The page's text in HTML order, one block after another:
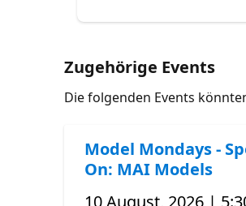
Zugehörige Events
Die folgenden Events
Model Mondays -
On: MAI Models
10 August, 2026 |